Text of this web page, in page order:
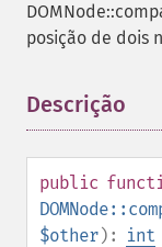
posição de dois
Descrição
public
$other): int